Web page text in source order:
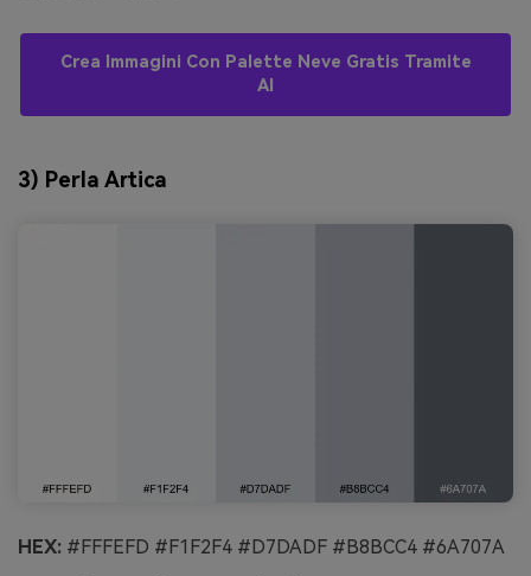
Crea Immagini Con Palette Neve Gratis Tramite
AI
3) Perla Artica
HEX: #FFFEFD #F1F2F4 #D7DADF #B8BCC4 #6A707A